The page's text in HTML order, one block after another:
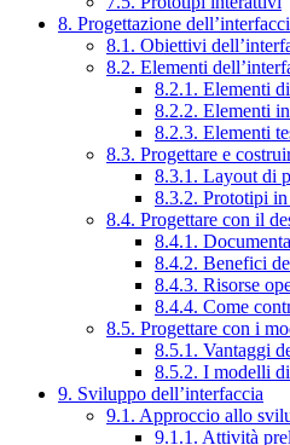
8. Progettazione
8.1. Obiettivi
8.2. Elementi
8.2.1. Elementi
8.2.2. Elementi
8.2.3. Elementi
8.3. Progettare e
8.3.1. Layout di
8.3.2. Prototipi in
8.4. Progettare con il
8.4.1.
8.4.2. Benefici
8.4.3. Risorse
8.4.4. Come
8.5. Progettare con i
8.5.1. Vantaggi
8.5.2. I modelli
9. Sviluppo dell’interfaccia
9.1. Approccio allo
9.1.1. Attività